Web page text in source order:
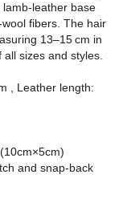
base
fibers. The hair
13–15 cm in
sizes and styles.
, Leather length:
and snap‑back